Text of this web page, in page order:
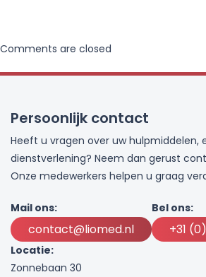
Comments are closed
Persoonlijk contact
Heeft u vragen over uw hulpmiddelen,
dienstverlening? Neem dan gerust
Onze medewerkers helpen u graag
Mail ons:
contact@liomed.nl
Bel ons:
+31
Locatie:
Zonnebaan 30